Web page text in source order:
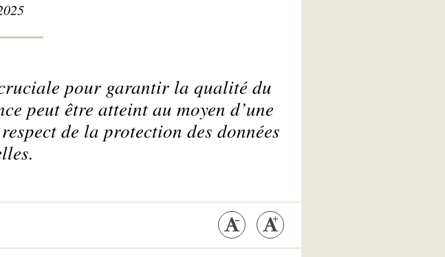
pour garantir la qualité du
peut être atteint au moyen d’une
de la protection des données